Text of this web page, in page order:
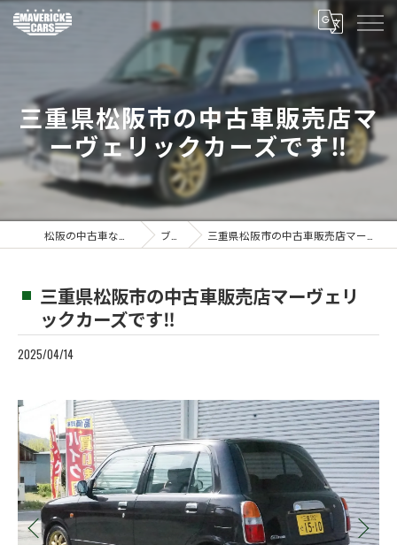
三重県松阪市の中古車販売店マ
ーヴェリックカーズです‼️
ブログ 三重県松阪市の中古車販売店マーヴェリックカーズです‼️
三重県松阪市の中古車販売店マーヴェリ
ックカーズです‼️
2025/04/14